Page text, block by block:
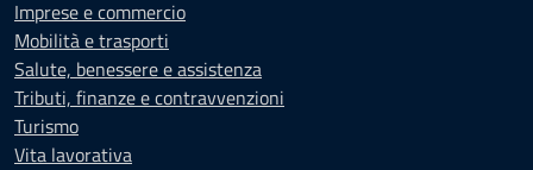
Imprese e commercio
Mobilità e trasporti
Salute, benessere e assistenza
Tributi, finanze e contravvenzioni
Turismo
Vita lavorativa